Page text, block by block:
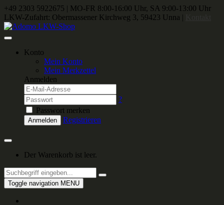
+49 2303 5922675 | MO-FR 8:00-16:00 Uhr, SA 9:00-13:00 Uhr
LKW-Zufahrt: Obermassener Kirchweg 3, 59423 Unna |
Konto
Mein Konto
Mein Merkzettel
Anmelden
?
Passwort merken
Anmelden Registrieren
Der Warenkorb ist leer.
Toggle navigation MENU